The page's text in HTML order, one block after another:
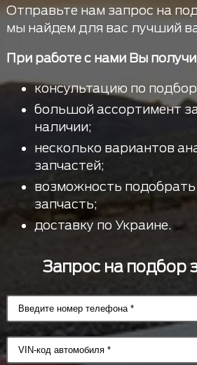
Отправьте нам запрос на
мы найдем для вас лучший
При работе с нами Вы
консультацию по
большой ассортимент
наличии;
несколько вариантов
запчастей;
возможность
запчасть;
доставку по Украине.
Запрос на подбор